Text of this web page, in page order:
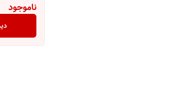
ناموجود